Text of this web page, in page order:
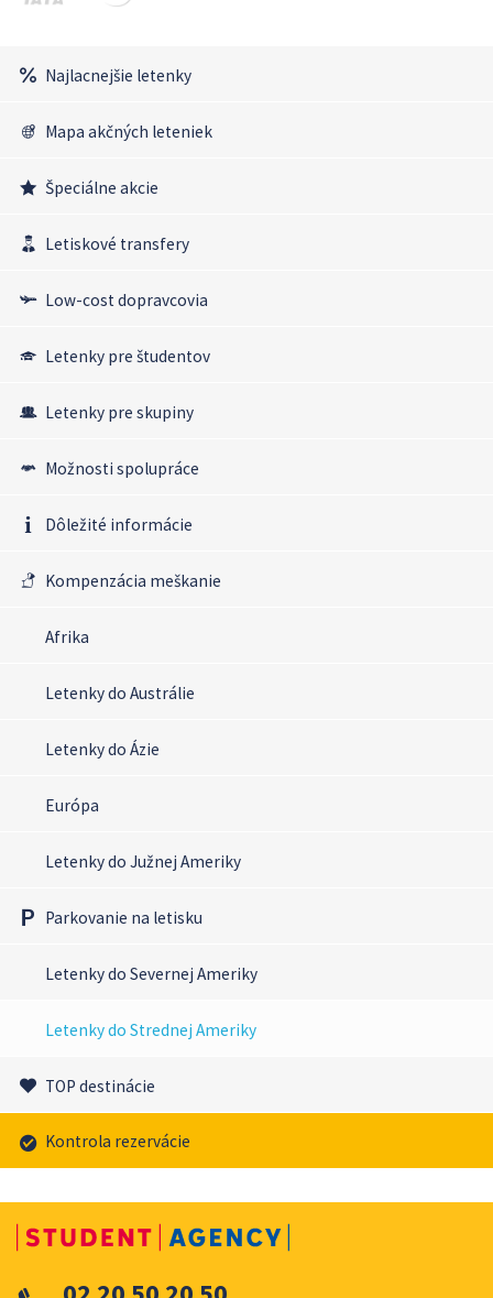
Najlacnejšie letenky
Mapa akčných leteniek
Špeciálne akcie
Letiskové transfery
Low-cost dopravcovia
Letenky pre študentov
Letenky pre skupiny
Možnosti spolupráce
Dôležité informácie
Kompenzácia meškanie
Afrika
Letenky do Austrálie
Letenky do Ázie
Európa
Letenky do Južnej Ameriky
Parkovanie na letisku
Letenky do Severnej Ameriky
Letenky do Strednej Ameriky
TOP destinácie
Kontrola rezervácie